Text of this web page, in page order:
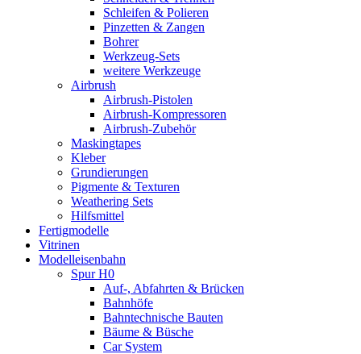
Schleifen & Polieren
Pinzetten & Zangen
Bohrer
Werkzeug-Sets
weitere Werkzeuge
Airbrush
Airbrush-Pistolen
Airbrush-Kompressoren
Airbrush-Zubehör
Maskingtapes
Kleber
Grundierungen
Pigmente & Texturen
Weathering Sets
Hilfsmittel
Fertigmodelle
Vitrinen
Modelleisenbahn
Spur H0
Auf-, Abfahrten & Brücken
Bahnhöfe
Bahntechnische Bauten
Bäume & Büsche
Car System